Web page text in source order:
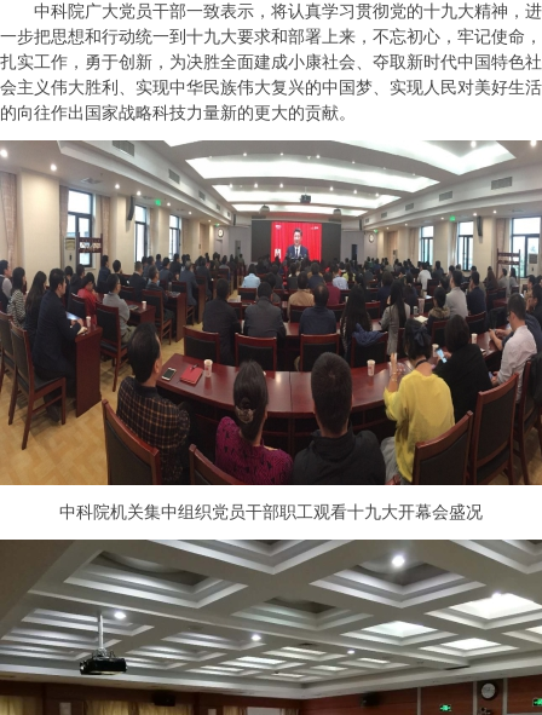
中科院广大党员干部一致表示，将认真学习贯彻党的十九大精神，进
一步把思想和行动统一到十九大要求和部署上来，不忘初心，牢记使命，
扎实工作，勇于创新，为决胜全面建成小康社会、夺取新时代中国特色社
会主义伟大胜利、实现中华民族伟大复兴的中国梦、实现人民对美好生活
的向往作出国家战略科技力量新的更大的贡献。
中科院机关集中组织党员干部职工观看十九大开幕会盛况